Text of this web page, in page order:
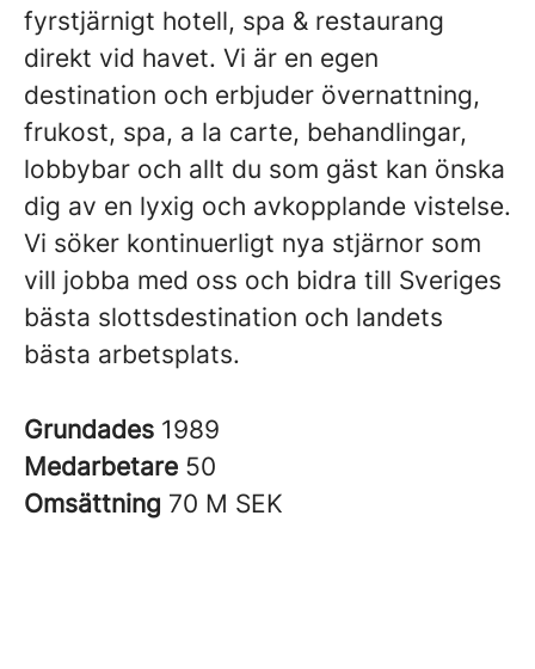
fyrstjärnigt hotell, spa & restaurang
direkt vid havet. Vi är en egen
destination och erbjuder övernattning,
frukost, spa, a la carte, behandlingar,
lobbybar och allt du som gäst kan önska
dig av en lyxig och avkopplande vistelse.
Vi söker kontinuerligt nya stjärnor som
vill jobba med oss och bidra till Sveriges
bästa slottsdestination och landets
bästa arbetsplats.
Grundades 1989
Medarbetare 50
Omsättning 70 M SEK